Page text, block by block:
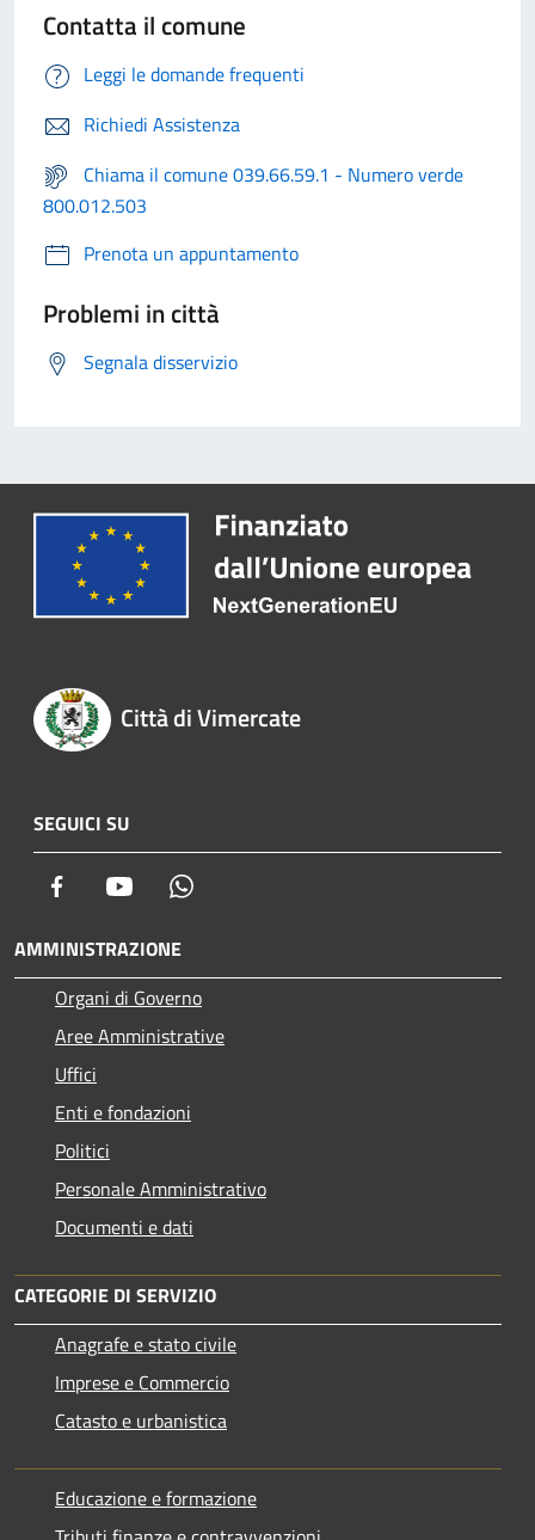
Contatta il comune
Leggi le domande frequenti
Richiedi Assistenza
Chiama il comune 039.66.59.1 - Numero verde
800.012.503
Prenota un appuntamento
Problemi in città
Segnala disservizio
Città di Vimercate
SEGUICI SU
Facebook Youtube
AMMINISTRAZIONE
Organi di Governo
Aree Amministrative
Uffici
Enti e fondazioni
Politici
Personale Amministrativo
Documenti e dati
CATEGORIE DI SERVIZIO
Anagrafe e stato civile
Imprese e Commercio
Catasto e urbanistica
Educazione e formazione